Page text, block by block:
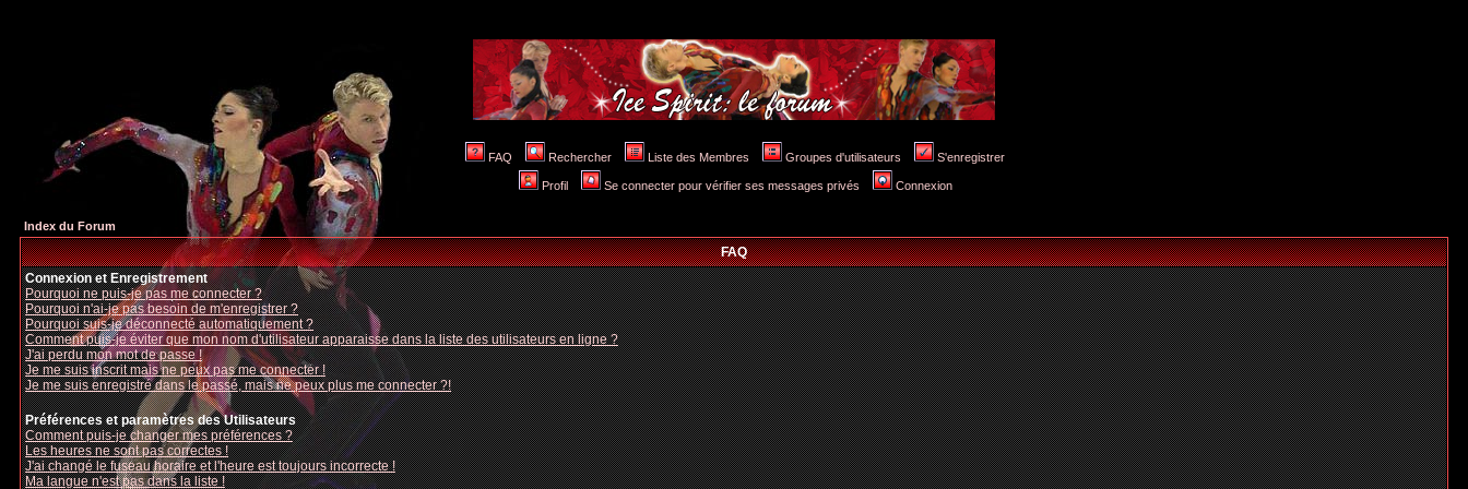
FAQ Rechercher Liste des Membres Groupes d'utilisateurs S'enregistrer
Profil Se connecter pour vérifier ses messages privés Connexion
Index du Forum
FAQ
Connexion et Enregistrement
Pourquoi ne puis-je pas me connecter ?
Pourquoi n'ai-je pas besoin de m'enregistrer ?
Pourquoi suis-je déconnecté automatiquement ?
Comment puis-je éviter que mon nom d'utilisateur apparaisse dans la liste des utilisateurs en ligne ?
J'ai perdu mon mot de passe !
Je me suis inscrit mais ne peux pas me connecter !
Je me suis enregistré dans le passé, mais ne peux plus me connecter ?!
Préférences et paramètres des Utilisateurs
Comment puis-je changer mes préférences ?
Les heures ne sont pas correctes !
J'ai changé le fuseau horaire et l'heure est toujours incorrecte !
Ma langue n'est pas dans la liste !